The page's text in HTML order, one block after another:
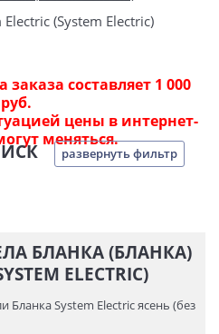
(System Electric)
составляет 1 000
руб.
цены в интернет-
меняться.
развернуть фильтр
БЛАНКА (БЛАНКА)
ELECTRIC)
Бланка System Electric ясень (без